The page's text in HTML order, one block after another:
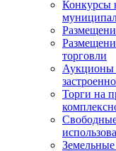
Конкурсы
торговли
Аукционы
Торги на
Земельные